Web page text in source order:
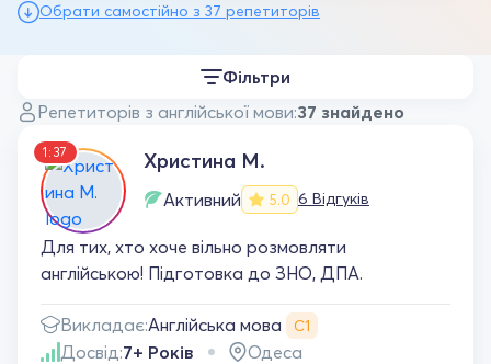
Обрати самостійно з 37 репетиторів
Репетиторів з англійської мови:37 знайдено
Фільтри
1:37 Христина М.
Активний 5.0 6 Відгуків
Для тих, хто хоче вільно розмовляти
англійською! Підготовка до ЗНО, ДПА.
Викладає:Англійська мова С1
Досвід:7+ Років
Одеса